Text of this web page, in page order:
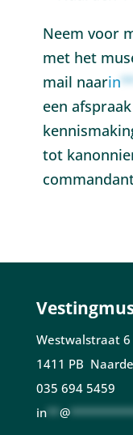
Neem voor
met het
mail naarin
een
tot
Westwalstraat 6
1411 PB
035 694 5459
in** @